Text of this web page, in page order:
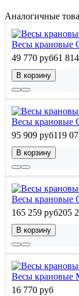
Аналогичные
Весы крановые
49 770 руб61
В корзину
Весы крановые
95 909 руб119
В корзину
Весы крановые
165 259 руб205
В корзину
Весы
16 770 руб